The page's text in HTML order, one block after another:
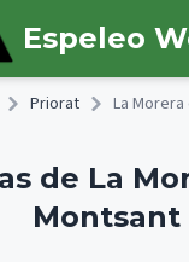
Espeleo
Priorat La
de La
Montsant